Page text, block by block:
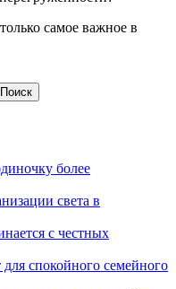
самое важное в
Поиск
более
света в
с честных
спокойного семейного